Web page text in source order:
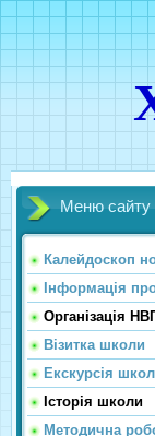
Меню сайту
Калейдоскоп
Інформація
Організація
Візитка школи
Екскурсія
Історія школи
Методична